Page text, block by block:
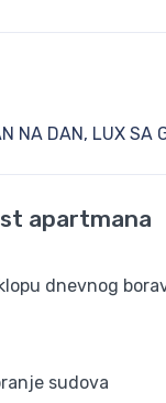
apartmana
dnevnog
sudova